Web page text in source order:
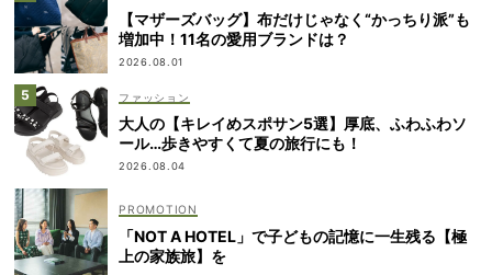
【マザーズバッグ】布だけじゃなく“かっちり派”も
増加中！11名の愛用ブランドは？
2026.08.01
ファッション
大人の【キレイめスポサン5選】厚底、ふわふわソ
ール…歩きやすくて夏の旅行にも！
2026.08.04
「NOT A HOTEL」で子どもの記憶に一生残る【極
上の家族旅】を